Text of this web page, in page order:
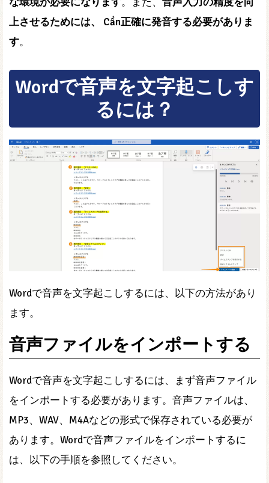
上させるためには、 Cần正確に発音する必要がありま
す。
Wordで音声を文字起こしす
るには？
Wordで音声を文字起こしするには、以下の方法があり
ます。
音声ファイルをインポートする
Wordで音声を文字起こしするには、まず音声ファイル
をインポートする必要があります。音声ファイルは、
MP3、WAV、M4Aなどの形式で保存されている必要が
あります。Wordで音声ファイルをインポートするに
は、以下の手順を参照してください。